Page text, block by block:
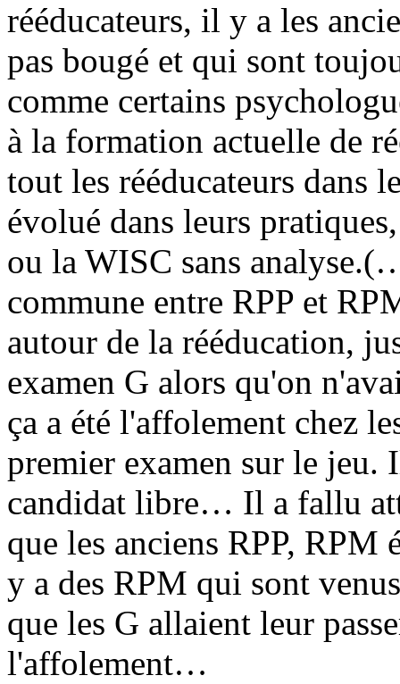
rééducateurs, il y a les
pas bougé et qui sont
comme certains
à la formation actuelle de
tout les rééducateurs dans
évolué dans leurs
ou la WISC sans
commune entre RPP et
autour de la rééducation,
examen G alors qu'on
ça a été l'affolement chez
premier examen sur le jeu.
candidat libre… Il a fallu
que les anciens RPP,
y a des RPM qui sont
que les G allaient leur
l'affolement…